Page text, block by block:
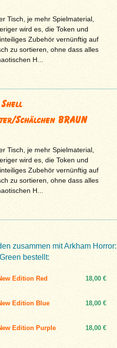
Tisch, je mehr Spielmaterial,
wird es, die Token und
Zubehör vernünftig auf
zu sortieren, ohne dass alles
H...
Schälchen BRAUN
Tisch, je mehr Spielmaterial,
wird es, die Token und
Zubehör vernünftig auf
zu sortieren, ohne dass alles
H...
zusammen mit Arkham Horror:
bestellt:
Edition Red
18,00 €
Edition Blue
18,00 €
Edition Purple
18,00 €